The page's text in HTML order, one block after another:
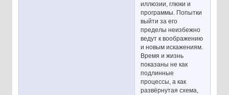
иллюзии, глюки и
программы. Попытки
выйти за его
пределы неизбежно
ведут к воображению
и новым искажениям.
Время и жизнь
показаны не как
подлинные
процессы, а как
развёрнутая схема,